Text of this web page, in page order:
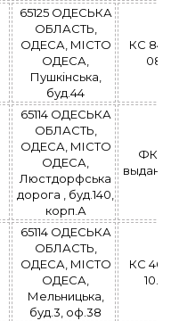
65125 ОДЕСЬКА
ОБЛАСТЬ,
ОДЕСА, МІСТО
ОДЕСА,
Пушкінська,
буд.44
КС
65114 ОДЕСЬКА
ОБЛАСТЬ,
ОДЕСА, МІСТО
ОДЕСА,
Люстдорфська
дорога , буд.140,
корп.А
ФК
выдано
65114 ОДЕСЬКА
ОБЛАСТЬ,
ОДЕСА, МІСТО
ОДЕСА,
Мельницька,
буд.3, оф.38
КС